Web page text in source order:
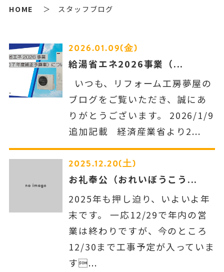
HOME スタッフブログ
2026.01.09(金)
給湯省エネ2026事業（...
いつも、リフォーム工房夢屋の
ブログをご覧いただき、誠にあ
りがとうございます。 2026/1/9
追加記載 経済産業省より2...
2025.12.20(土)
お礼奉公（おれいぼうこう...
2025年も押し迫り、いよいよ年
末です。 一応12/29で年内の営
業は終わりですが、今のところ
12/30まで工事予定が入っていま
す...